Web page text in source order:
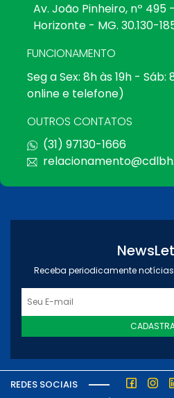
Av. João Pinheiro, nº 495
Horizonte - MG. 30.130-
FUNCIONAMENTO
Seg a Sex: 8h às 19h -
online e telefone)
OUTROS CONTATOS
(31) 97130-1666
Receba periodicamente notícias
REDES SOCIAIS